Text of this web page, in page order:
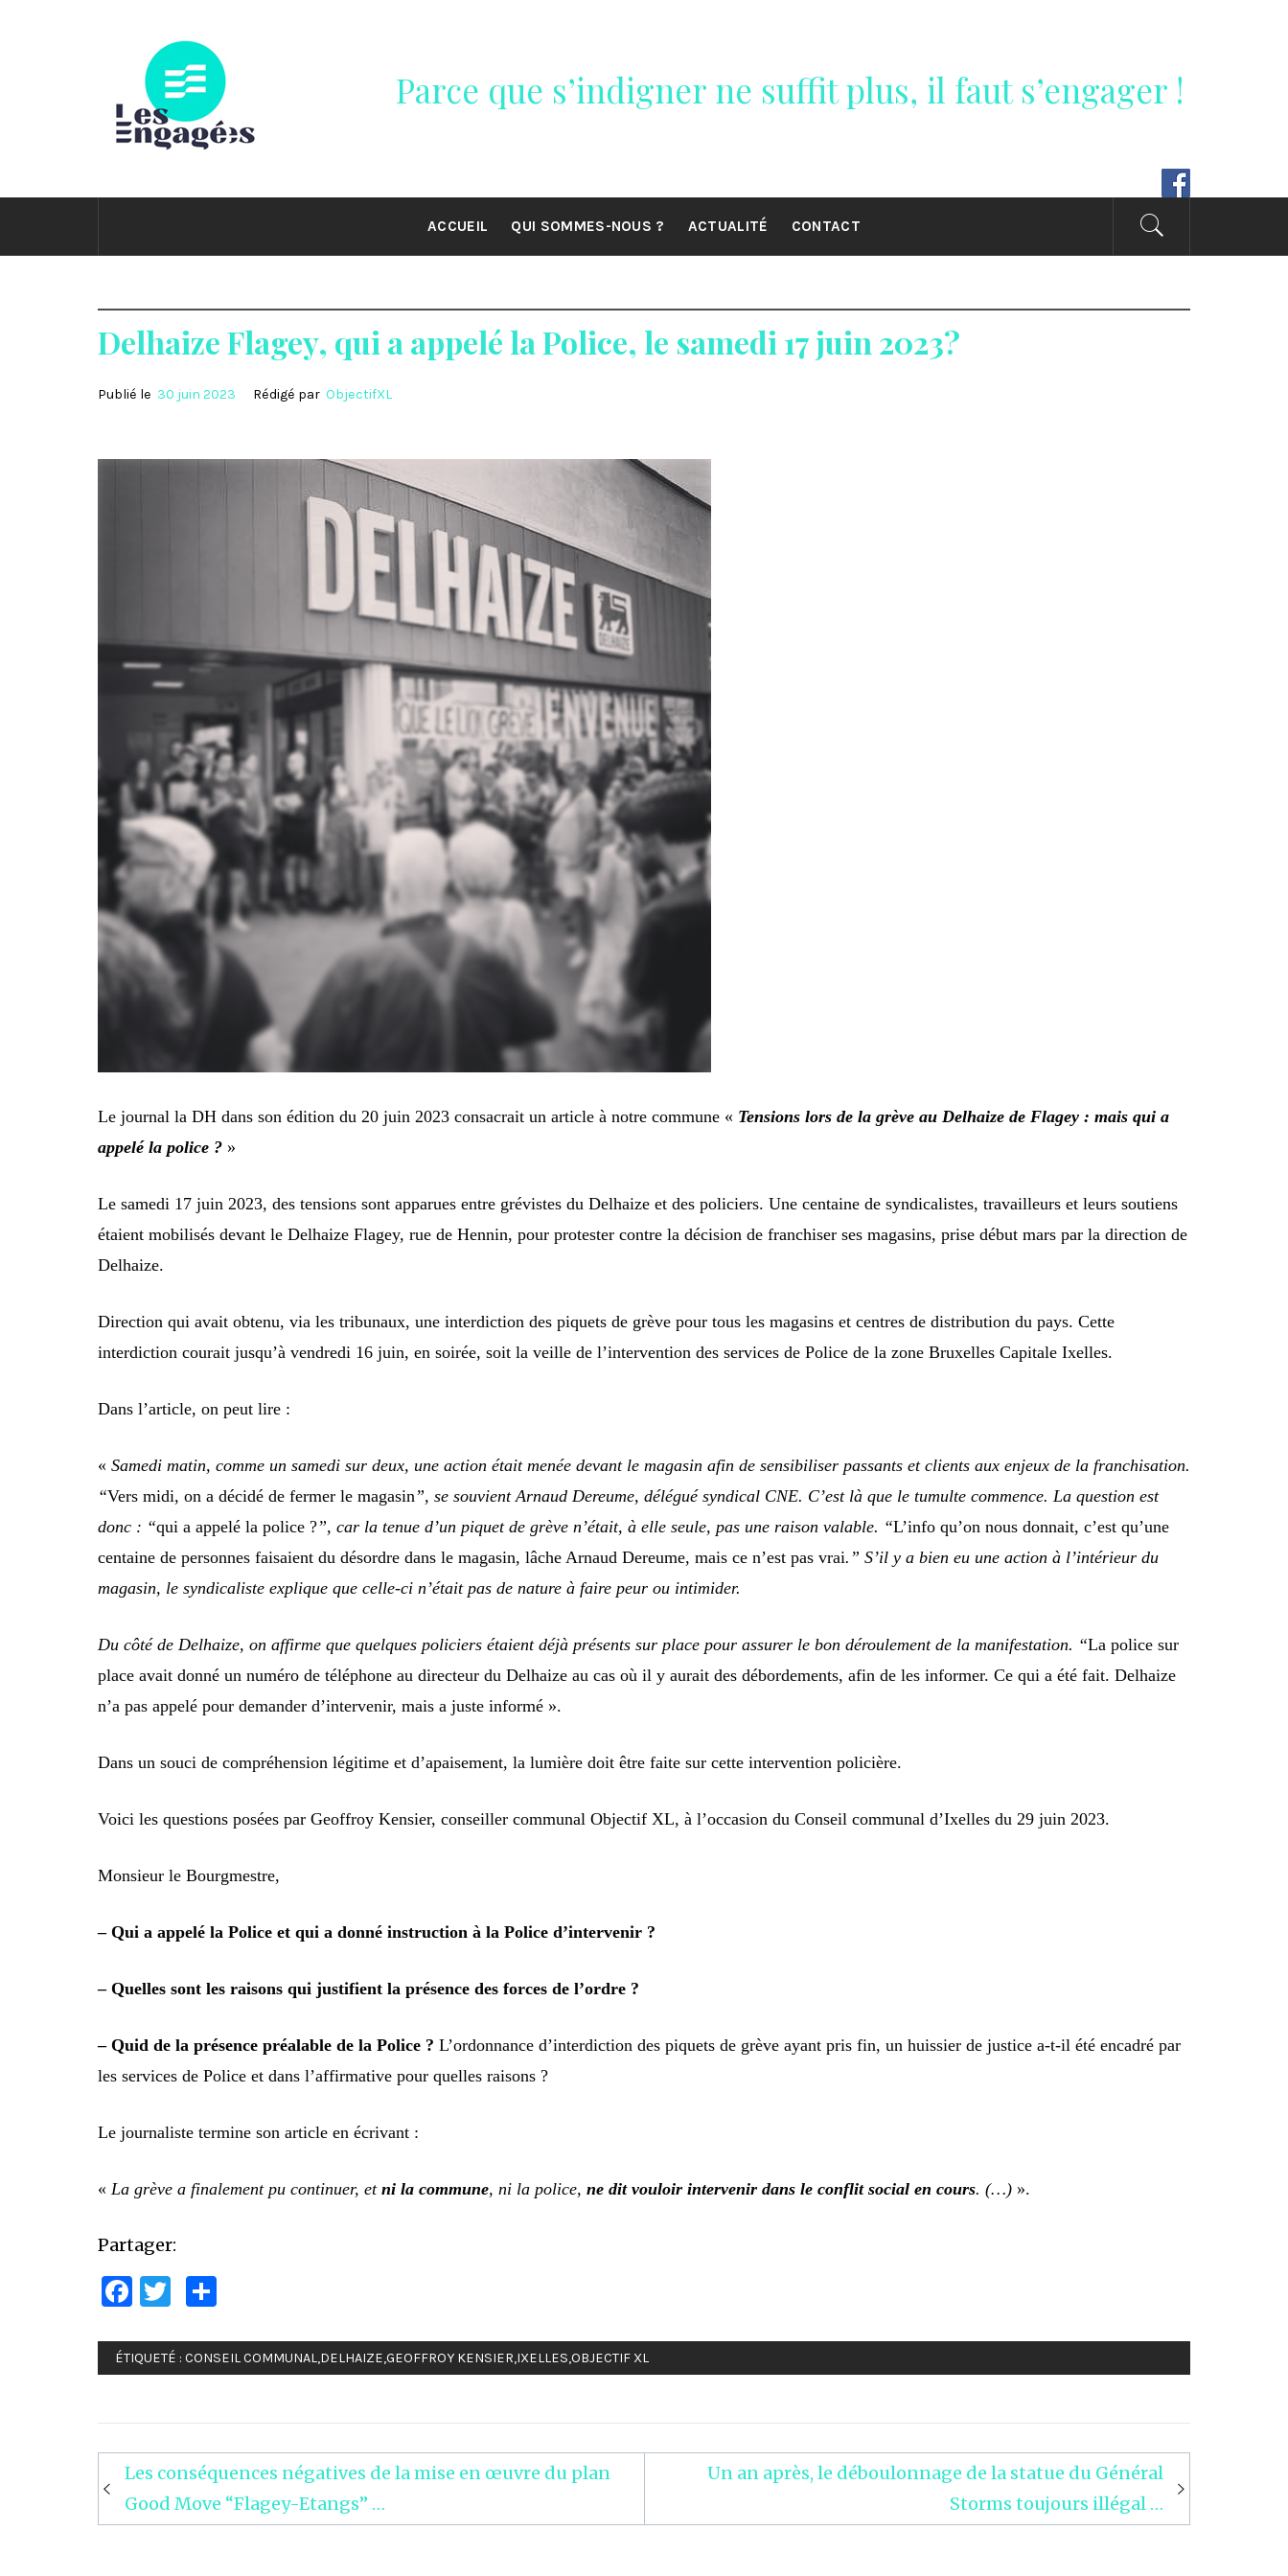
Parce que s’indigner ne suffit plus, il faut s’engager !
ACCUEIL QUI SOMMES-NOUS ? ACTUALITÉ CONTACT
Delhaize Flagey, qui a appelé la Police, le samedi 17 juin 2023?
Publié le 30 juin 2023 Rédigé par ObjectifXL
Le journal la DH dans son édition du 20 juin 2023 consacrait un article à notre commune « Tensions lors de la grève au Delhaize de Flagey : mais qui a
appelé la police ? »
Le samedi 17 juin 2023, des tensions sont apparues entre grévistes du Delhaize et des policiers. Une centaine de syndicalistes, travailleurs et leurs soutiens
étaient mobilisés devant le Delhaize Flagey, rue de Hennin, pour protester contre la décision de franchiser ses magasins, prise début mars par la direction de
Delhaize.
Direction qui avait obtenu, via les tribunaux, une interdiction des piquets de grève pour tous les magasins et centres de distribution du pays. Cette
interdiction courait jusqu’à vendredi 16 juin, en soirée, soit la veille de l’intervention des services de Police de la zone Bruxelles Capitale Ixelles.
Dans l’article, on peut lire :
« Samedi matin, comme un samedi sur deux, une action était menée devant le magasin afin de sensibiliser passants et clients aux enjeux de la franchisation.
“Vers midi, on a décidé de fermer le magasin”, se souvient Arnaud Dereume, délégué syndical CNE. C’est là que le tumulte commence. La question est
donc : “qui a appelé la police ?”, car la tenue d’un piquet de grève n’était, à elle seule, pas une raison valable. “L’info qu’on nous donnait, c’est qu’une
centaine de personnes faisaient du désordre dans le magasin, lâche Arnaud Dereume, mais ce n’est pas vrai.” S’il y a bien eu une action à l’intérieur du
magasin, le syndicaliste explique que celle-ci n’était pas de nature à faire peur ou intimider.
Du côté de Delhaize, on affirme que quelques policiers étaient déjà présents sur place pour assurer le bon déroulement de la manifestation. “La police sur
place avait donné un numéro de téléphone au directeur du Delhaize au cas où il y aurait des débordements, afin de les informer. Ce qui a été fait. Delhaize
n’a pas appelé pour demander d’intervenir, mais a juste informé ».
Dans un souci de compréhension légitime et d’apaisement, la lumière doit être faite sur cette intervention policière.
Voici les questions posées par Geoffroy Kensier, conseiller communal Objectif XL, à l’occasion du Conseil communal d’Ixelles du 29 juin 2023.
Monsieur le Bourgmestre,
– Qui a appelé la Police et qui a donné instruction à la Police d’intervenir ?
– Quelles sont les raisons qui justifient la présence des forces de l’ordre ?
– Quid de la présence préalable de la Police ? L’ordonnance d’interdiction des piquets de grève ayant pris fin, un huissier de justice a-t-il été encadré par
les services de Police et dans l’affirmative pour quelles raisons ?
Le journaliste termine son article en écrivant :
« La grève a finalement pu continuer, et ni la commune, ni la police, ne dit vouloir intervenir dans le conflit social en cours. (…) ».
Partager:
Facebook
Twitter
ÉTIQUETÉ : CONSEIL COMMUNAL,DELHAIZE,GEOFFROY KENSIER,IXELLES,OBJECTIF XL
Navigation
de
Les conséquences négatives de la mise en œuvre du plan
Good Move “Flagey-Etangs” …
Un an après, le déboulonnage de la statue du Général
Storms toujours illégal …